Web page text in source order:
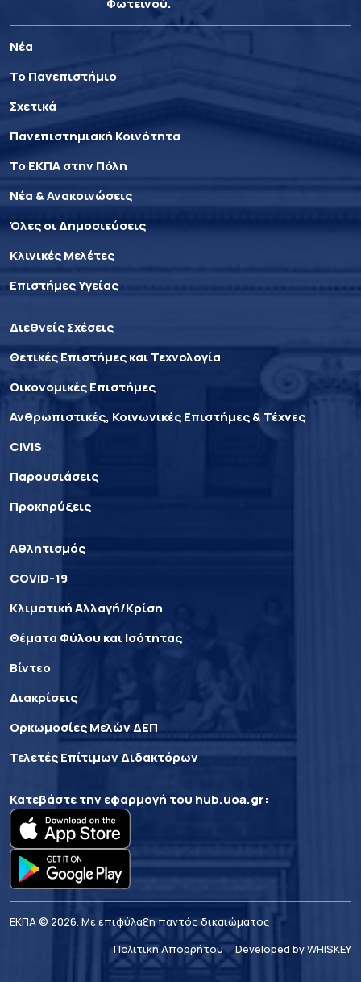
Νέα
Το Πανεπιστήμιο
Σχετικά
Πανεπιστημιακή Κοινότητα
Το ΕΚΠΑ στην Πόλη
Νέα & Ανακοινώσεις
Όλες οι Δημοσιεύσεις
Κλινικές Μελέτες
Επιστήμες Υγείας
Διεθνείς Σχέσεις
Θετικές Επιστήμες και Τεχνολογία
Οικονομικές Επιστήμες
Ανθρωπιστικές, Κοινωνικές Επιστήμες & Τέχνες
CIVIS
Παρουσιάσεις
Προκηρύξεις
Αθλητισμός
COVID-19
Κλιματική Αλλαγή/Κρίση
Θέματα Φύλου και Ισότητας
Βίντεο
Διακρίσεις
Ορκωμοσίες Μελών ΔΕΠ
Τελετές Επίτιμων Διδακτόρων
Κατεβάστε την εφαρμογή του hub.uoa.gr:
ΕΚΠΑ © 2026. Με επιφύλαξη παντός δικαιώματος
Πολιτική Απορρήτου
Developed by WHISKEY